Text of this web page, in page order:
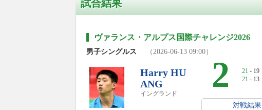
試合結果
ヴァランス・アルプス国際チャレンジ2026
男子シングルス （2026-06-13 09:00）
Harry HU
ANG
イングランド 2 21 - 19
21 - 13
対戦結果